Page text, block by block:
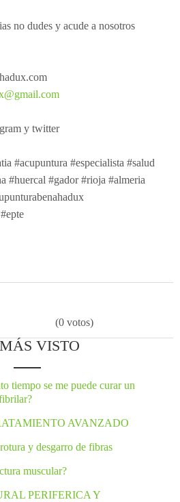
no dudes y acude a nosotros
y twitter
#acupuntura #especialista #salud
#huercal #gador #rioja #almeria
(0 votos)
VISTO
tiempo se me puede curar un
AVANZADO
y desgarro de fibras
muscular?
PERIFERICA Y